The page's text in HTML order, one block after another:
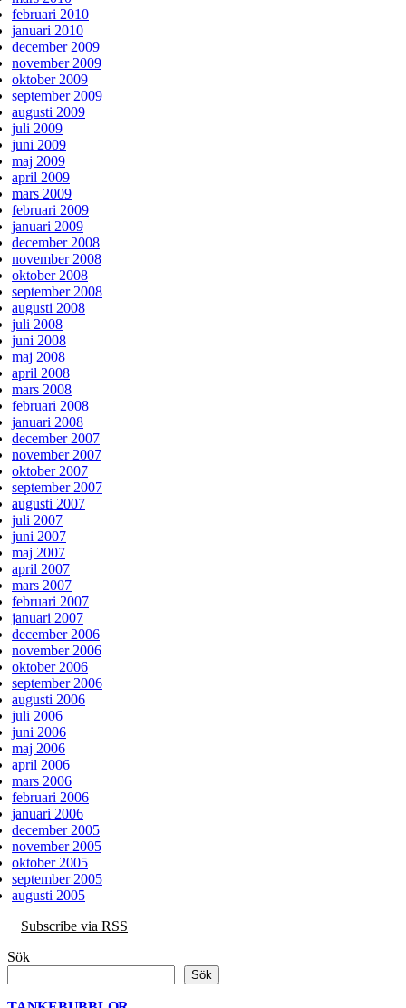
februari 2010
januari 2010
december 2009
november 2009
oktober 2009
september 2009
augusti 2009
juli 2009
juni 2009
maj 2009
april 2009
mars 2009
februari 2009
januari 2009
december 2008
november 2008
oktober 2008
september 2008
augusti 2008
juli 2008
juni 2008
maj 2008
april 2008
mars 2008
februari 2008
januari 2008
december 2007
november 2007
oktober 2007
september 2007
augusti 2007
juli 2007
juni 2007
maj 2007
april 2007
mars 2007
februari 2007
januari 2007
december 2006
november 2006
oktober 2006
september 2006
augusti 2006
juli 2006
juni 2006
maj 2006
april 2006
mars 2006
februari 2006
januari 2006
december 2005
november 2005
oktober 2005
september 2005
augusti 2005
Subscribe via RSS
Sök
Sök